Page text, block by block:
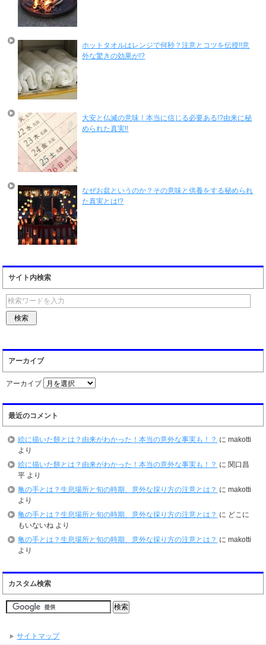
ホットタオルはレンジで何秒？注意とコツを伝授!!意
外な驚きの効果が!?
大安と仏滅の意味！本当に信じる必要ある!?由来に秘
められた真実!!
なぜお盆というのか？その意味と供養をする秘められ
た真実とは!?
サイト内検索
アーカイブ
アーカイブ
最近のコメント
絵に描いた餅とは？由来がわかった！本当の意外な事実も！？ にmakotti
より
絵に描いた餅とは？由来がわかった！本当の意外な事実も！？ に関口昌
平 より
亀の手とは？生息場所と旬の時期、意外な採り方の注意とは？ にmakotti
より
亀の手とは？生息場所と旬の時期、意外な採り方の注意とは？ に どこに
もいないね より
亀の手とは？生息場所と旬の時期、意外な採り方の注意とは？ にmakotti
より
カスタム検索
サイトマップ